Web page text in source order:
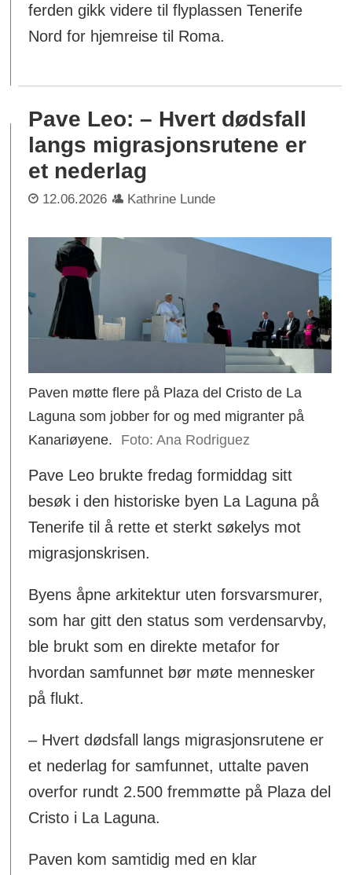
ferden gikk videre til flyplassen Tenerife
Nord for hjemreise til Roma.
Pave Leo: – Hvert dødsfall
langs migrasjonsrutene er
et nederlag
12.06.2026 Kathrine Lunde
Paven møtte flere på Plaza del Cristo de La
Laguna som jobber for og med migranter på
Kanariøyene.
Ana Rodriguez
Pave Leo brukte fredag formiddag sitt
besøk i den historiske byen La Laguna på
Tenerife til å rette et sterkt søkelys mot
migrasjonskrisen.
Byens åpne arkitektur uten forsvarsmurer,
som har gitt den status som verdensarvby,
ble brukt som en direkte metafor for
hvordan samfunnet bør møte mennesker
på flukt.
– Hvert dødsfall langs migrasjonsrutene er
et nederlag for samfunnet, uttalte paven
overfor rundt 2.500 fremmøtte på Plaza del
Cristo i La Laguna.
Paven kom samtidig med en klar